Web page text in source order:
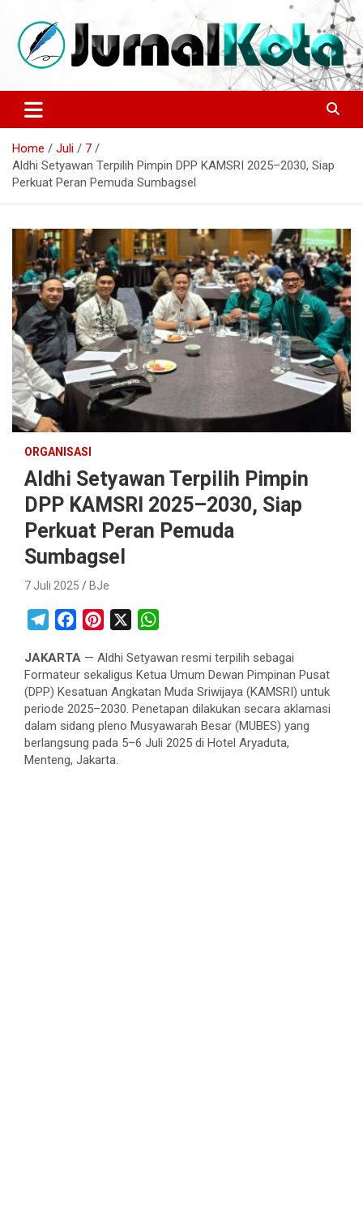
content
JURNALKOTA.NET
Sumber Berita Indonesia dan Internasional Terkini
Home Juli
7
Aldhi Setyawan Terpilih Pimpin DPP KAMSRI 2025–2030, Siap
Perkuat Peran Pemuda Sumbagsel
ORGANISASI
Aldhi Setyawan Terpilih Pimpin
DPP KAMSRI 2025–2030, Siap
Perkuat Peran Pemuda
Sumbagsel
7 Juli 2025 BJe
l
e
g
r
a
m
c
e
b
o
o
k
n
t
e
r
e
s
a
t
s
A
p
JAKARTA — Aldhi Setyawan resmi terpilih sebagai
Formateur sekaligus Ketua Umum Dewan Pimpinan Pusat
(DPP) Kesatuan Angkatan Muda Sriwijaya (KAMSRI) untuk
periode 2025–2030. Penetapan dilakukan secara aklamasi
dalam sidang pleno Musyawarah Besar (MUBES) yang
berlangsung pada 5–6 Juli 2025 di Hotel Aryaduta,
Menteng, Jakarta.